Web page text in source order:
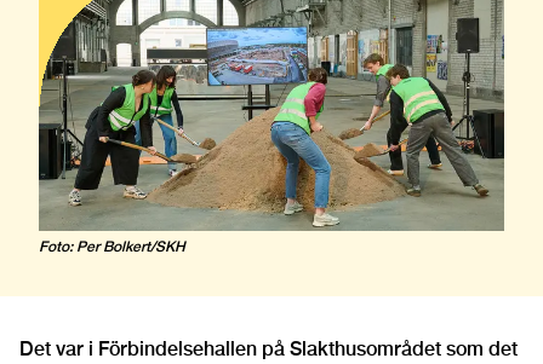
Foto: Per Bolkert/SKH
Det var i Förbindelsehallen på Slakthusområdet som det